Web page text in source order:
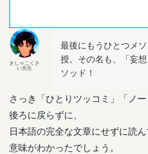
きしゃこくさ
い先生
最後にもうひとつメ
授。その名も、「妄
ソッド！
さっき「ひとりツッコミ」「ノー
後ろに戻らずに、
日本語の完全な文章にせずに読
意味がわかったでしょう。